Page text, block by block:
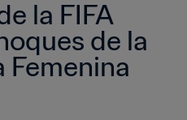
la FIFA
de la
Femenina